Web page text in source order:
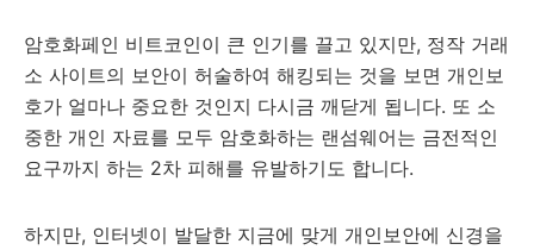
암호화페인 비트코인이 큰 인기를 끌고 있지만, 정작 거래
소 사이트의 보안이 허술하여 해킹되는 것을 보면 개인보
호가 얼마나 중요한 것인지 다시금 깨닫게 됩니다. 또 소
중한 개인 자료를 모두 암호화하는 랜섬웨어는 금전적인
요구까지 하는 2차 피해를 유발하기도 합니다.
하지만, 인터넷이 발달한 지금에 맞게 개인보안에 신경을